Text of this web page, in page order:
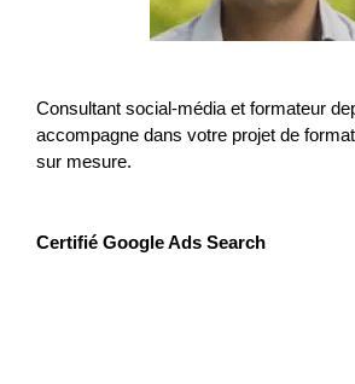
Consultant social-média et formateur
accompagne dans votre projet de
sur mesure.
Certifié Google Ads Search